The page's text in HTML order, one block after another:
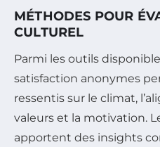
MÉTHODES POUR
CULTUREL
Parmi les outils
satisfaction anonymes
ressentis sur le climat,
valeurs et la motivation.
apportent des insights